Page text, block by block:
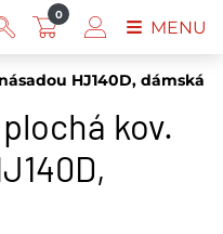
HJ140D, dámská
kov.
0
MENU